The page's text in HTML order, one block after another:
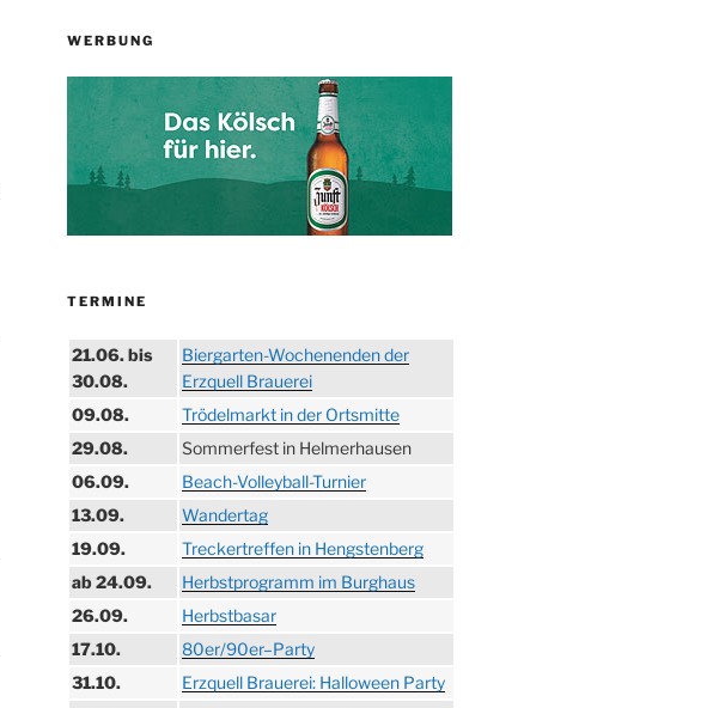
WERBUNG
TERMINE
21.06. bis
30.08.
Biergarten-Wochenenden der
Erzquell Brauerei
09.08.
Trödelmarkt in der Ortsmitte
29.08.
Sommerfest in Helmerhausen
06.09.
Beach-Volleyball-Turnier
13.09.
Wandertag
19.09.
Treckertreffen in Hengstenberg
ab 24.09.
Herbstprogramm im Burghaus
26.09.
Herbstbasar
17.10.
80er/90er–Party
31.10.
Erzquell Brauerei: Halloween Party